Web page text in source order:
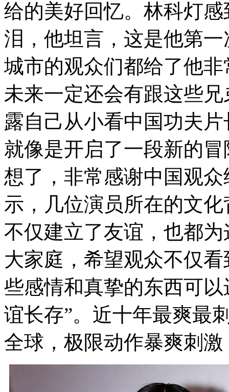
给的美好回忆。林科灯
泪，他坦言，这是他第
城市的观众们都给了他
未来一定还会有跟这些
露自己从小看中国功夫
就像是开启了一段新的
想了，非常感谢中国观
示，几位演员所在的文
不仅建立了友谊，也都
大家庭，希望观众不仅
些感情和真挚的东西可
谊长存”。近十年最爽最
全球，极限动作暴爽刺